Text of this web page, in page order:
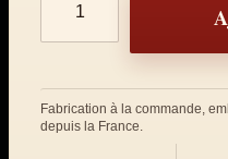
Fabrication à la commande,
depuis la France.